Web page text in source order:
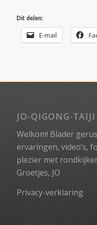
Dit delen:
E-mail
JO-QIGONG-TAIJI
Welkom! Blader
ervaringen, video’s,
plezier met
Groetjes, JO
Privacy-verklaring